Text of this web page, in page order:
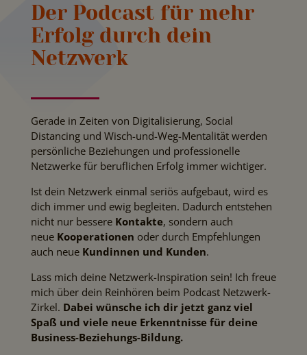
Der Podcast für mehr
Erfolg durch dein
Netzwerk
Gerade in Zeiten von Digitalisierung, Social
Distancing und Wisch-und-Weg-Mentalität werden
persönliche Beziehungen und professionelle
Netzwerke für beruflichen Erfolg immer wichtiger.
Ist dein Netzwerk einmal seriös aufgebaut, wird es
dich immer und ewig begleiten. Dadurch entstehen
nicht nur bessere Kontakte, sondern auch
neue Kooperationen oder durch Empfehlungen
auch neue Kundinnen und Kunden.
Lass mich deine Netzwerk-Inspiration sein! Ich freue
mich über dein Reinhören beim Podcast Netzwerk-
Zirkel. Dabei wünsche ich dir jetzt ganz viel
Spaß und viele neue Erkenntnisse für deine
Business-Beziehungs-Bildung.